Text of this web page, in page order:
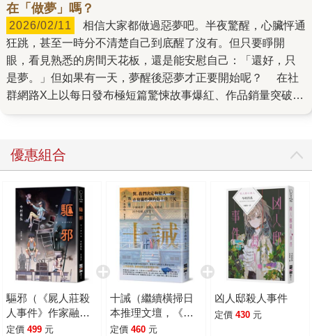
在「做夢」嗎？
2026/02/11
狂跳，甚至一時分不清楚自己到底醒了沒有。但只要睜開
眼，看見熟悉的房間天花板，還是能安慰自己：「還好，只
是夢。」但如果有一天，夢醒後惡夢才正要開始呢？ 在社
群網路X上以每日發布極短篇驚悚故事爆紅、作品銷量突破40
開場就埋下伏筆，一開始你可能會以為這是一部充滿青澀曖
昧的校園小說，但讀到後半才會發現，原來這其實是一部挑
音，是一名只希望能度過普通校園生活的高二轉學生。在青
梅竹馬奏的陪伴下，她好不容易重新融入校園，也在網路上
找到了歸屬感，認識了一群背景不同、素未謀面的網友。他
們總會在平日閒話家常，一起為彼此打氣、互相取暖。然
而，這份平靜卻被一場惡夢打破。 有人夢見自己正在「吃
中那些既殘忍又血腥的細節，竟然和新聞上那幾起連環殺人
命案驚人吻合時，原本溫馨的群組逐漸變質成相互猜忌的修
優惠組合
驅邪（《屍人莊殺
人事件》作家融合
恐怖與推理的混種
定價 499 元
十誡（繼續橫掃日
本推理文壇，《方
舟》作家最新作
定價 460 元
凶人邸殺人事件
定價 430 元